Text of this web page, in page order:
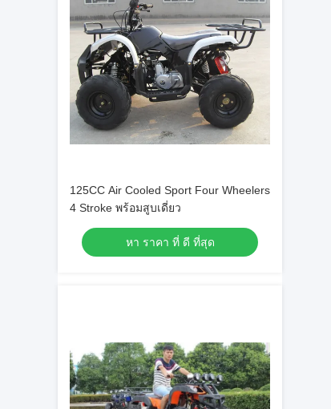
125CC Air Cooled Sport Four Wheelers
4 Stroke พร้อมสูบเดี่ยว
หา ราคา ที่ ดี ที่สุด